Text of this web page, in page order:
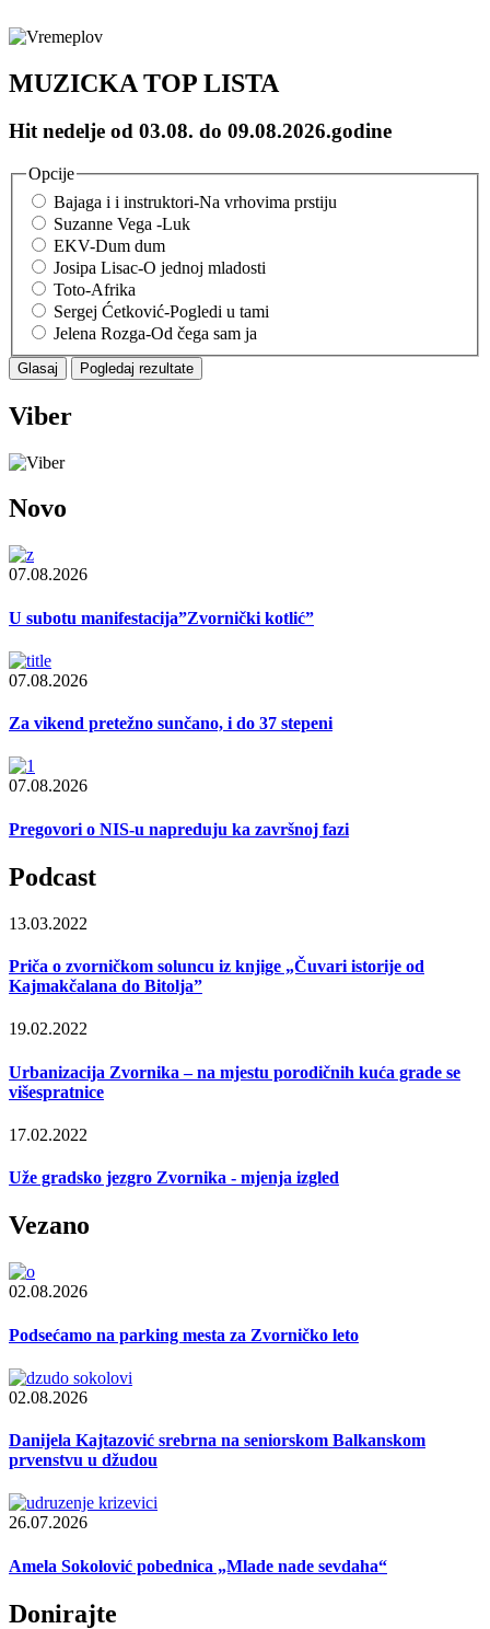
MUZICKA TOP LISTA
Hit nedelje od 03.08. do 09.08.2026.godine
Opcije
Bajaga i i instruktori-Na vrhovima prstiju
Suzanne Vega -Luk
EKV-Dum dum
Josipa Lisac-O jednoj mladosti
Toto-Afrika
Sergej Ćetković-Pogledi u tami
Jelena Rozga-Od čega sam ja
Viber
Novo
07.08.2026
U subotu manifestacija”Zvornički kotlić”
07.08.2026
Za vikend pretežno sunčano, i do 37 stepeni
07.08.2026
Pregovori o NIS-u napreduju ka završnoj fazi
Podcast
13.03.2022
Priča o zvorničkom soluncu iz knjige „Čuvari istorije od
Kajmakčalana do Bitolja”
19.02.2022
Urbanizacija Zvornika – na mjestu porodičnih kuća grade se
višespratnice
17.02.2022
Uže gradsko jezgro Zvornika - mjenja izgled
Vezano
02.08.2026
Podsećamo na parking mesta za Zvorničko leto
02.08.2026
Danijela Kajtazović srebrna na seniorskom Balkanskom
prvenstvu u džudou
26.07.2026
Amela Sokolović pobednica „Mlade nade sevdaha“
Donirajte